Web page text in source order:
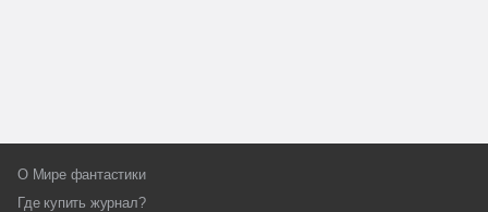
О Мире фантастики
Где купить журнал?